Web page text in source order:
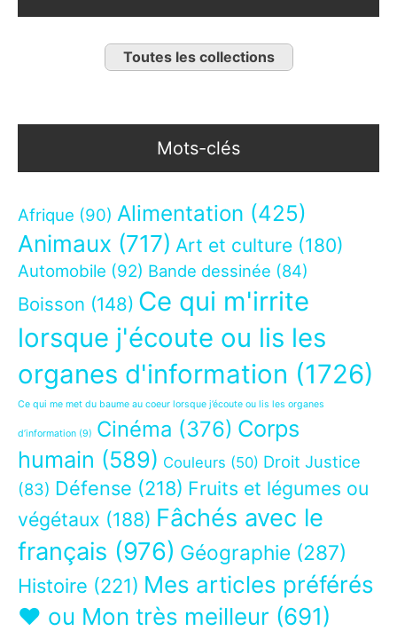
Toutes les collections
Mots-clés
Afrique (90) Alimentation (425)
Animaux (717) Art et culture (180)
Automobile (92) Bande dessinée (84)
Boisson (148) Ce qui m'irrite
lorsque j'écoute ou lis les
organes d'information (1726)
Ce qui me met du baume au coeur lorsque j’écoute ou lis les organes
d’information (9) Cinéma (376) Corps
humain (589) Couleurs (50) Droit Justice
(83) Défense (218) Fruits et légumes ou
végétaux (188) Fâchés avec le
français (976) Géographie (287)
Histoire (221) Mes articles préférés
❤ ou Mon très meilleur (691)